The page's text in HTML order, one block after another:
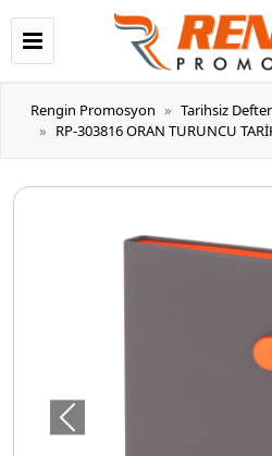
Rengin Promosyon
Tarihsiz
RP-303816 ORAN TURUNCU
Önceki